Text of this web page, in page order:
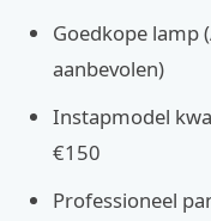
Goedkope lamp
aanbevolen)
Instapmodel
€150
Professioneel